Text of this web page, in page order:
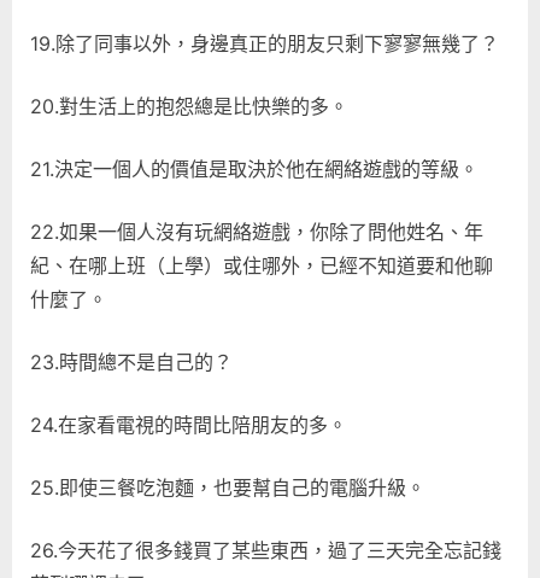
19.除了同事以外，身邊真正的朋友只剩下寥寥無幾了？
20.對生活上的抱怨總是比快樂的多。
21.決定一個人的價值是取決於他在網絡遊戲的等級。
22.如果一個人沒有玩網絡遊戲，你除了問他姓名、年
紀、在哪上班（上學）或住哪外，已經不知道要和他聊
什麼了。
23.時間總不是自己的？
24.在家看電視的時間比陪朋友的多。
25.即使三餐吃泡麵，也要幫自己的電腦升級。
26.今天花了很多錢買了某些東西，過了三天完全忘記錢